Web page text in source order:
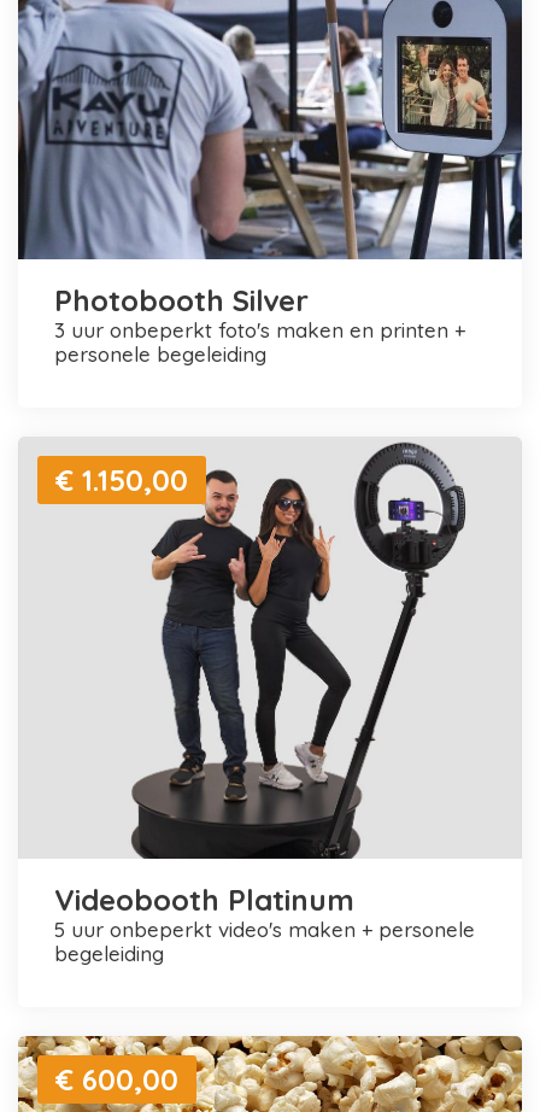
Photobooth Silver
3 uur onbeperkt foto's maken en printen +
personele begeleiding
€ 1.150,00
Videobooth Platinum
5 uur onbeperkt video's maken + personele
begeleiding
€ 600,00